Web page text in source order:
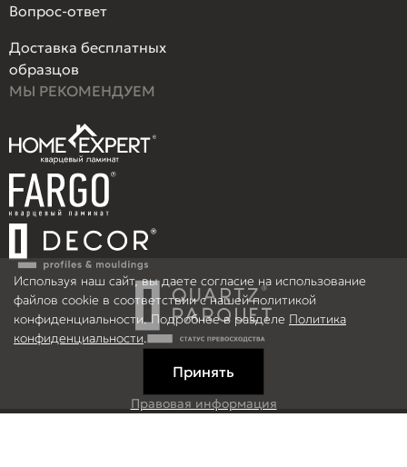
Правовая информация
Вопрос-ответ
Доставка бесплатных
образцов
МЫ РЕКОМЕНДУЕМ
Используя наш сайт, вы даете согласие на использование
файлов cookie в соответствии с нашей политикой
конфиденциальности. Подробнее в разделе Политика
конфиденциальности.
Принять